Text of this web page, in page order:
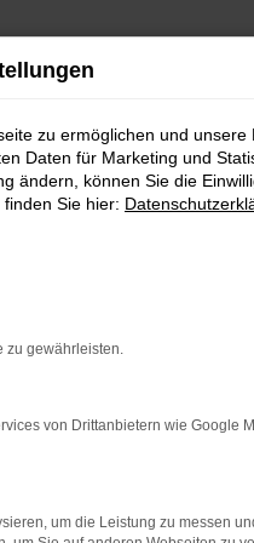
Fahrzeug eignet sich
in der aktuellen
VW Golf Sportsvan
kompetent und
zu ermöglichen und unsere
Daten für Marketing und
ändern, können Sie die
Sie hier:
zu gewährleisten.
von Drittanbietern wie Google
um die Leistung zu messen